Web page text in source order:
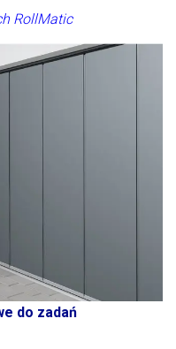
RollMatic
do zadań